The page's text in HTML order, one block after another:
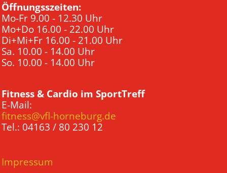
Öffnungsszeiten:
Mo-Fr 9.00 - 12.30 Uhr
Mo+Do 16.00 - 22.00 Uhr
Di+Mi+Fr 16.00 - 21.00 Uhr
Sa. 10.00 - 14.00 Uhr
So. 10.00 - 14.00 Uhr
Fitness & Cardio im SportTreff
E-Mail:
fitness@vfl-horneburg.de
Tel.: 04163 / 80 230 12
Impressum